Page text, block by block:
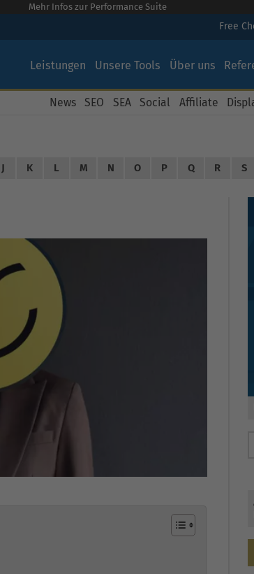
Mehr Infos zur Performance Suite
Free
Leistungen Unsere Tools Über uns
News SEO SEA Social Affiliate
J K L M N O P Q R S